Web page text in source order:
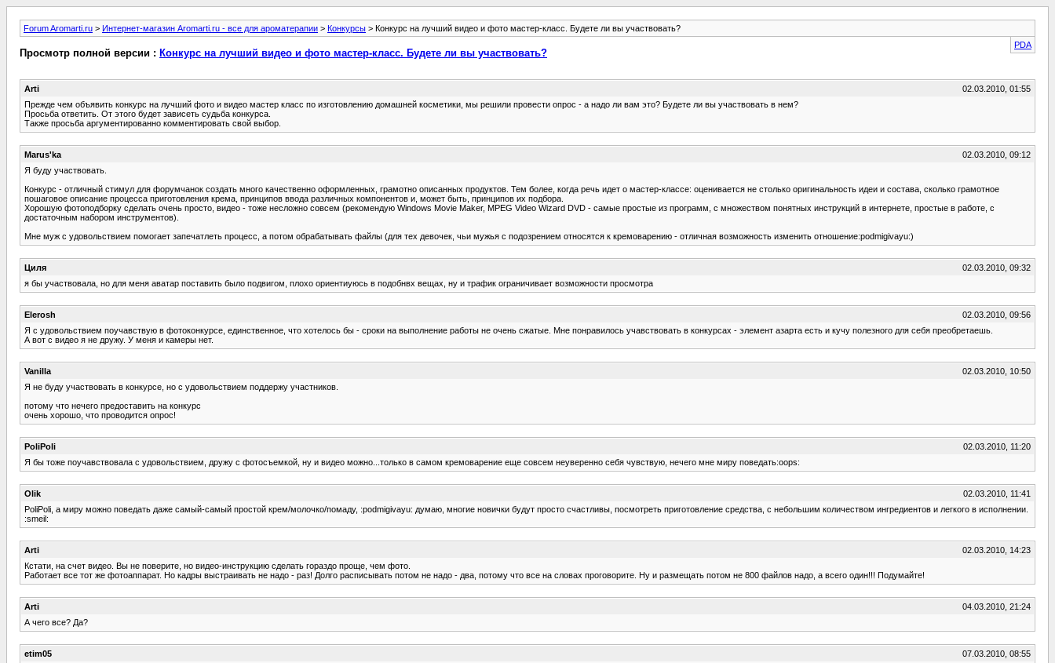
Forum Aromarti.ru > Интернет-магазин Aromarti.ru - все для ароматерапии > Конкурсы > Конкурс на лучший видео и фото мастер-класс. Будете ли вы участвовать?
PDA
Просмотр полной версии : Конкурс на лучший видео и фото мастер-класс. Будете ли вы участвовать?
Arti
02.03.2010, 01:55
Прежде чем объявить конкурс на лучший фото и видео мастер класс по изготовлению домашней косметики, мы решили провести опрос - а надо ли вам это? Будете ли вы участвовать в нем?
Просьба ответить. От этого будет зависеть судьба конкурса.
Также просьба аргументированно комментировать свой выбор.
Marus'ka
02.03.2010, 09:12
Я буду участвовать.
Конкурс - отличный стимул для форумчанок создать много качественно оформленных, грамотно описанных продуктов. Тем более, когда речь идет о мастер-классе: оценивается не столько оригинальность идеи и состава, сколько грамотное
пошаговое описание процесса приготовления крема, принципов ввода различных компонентов и, может быть, принципов их подбора.
Хорошую фотоподборку сделать очень просто, видео - тоже несложно совсем (рекомендую Windows Movie Maker, MPEG Video Wizard DVD - самые простые из программ, с множеством понятных инструкций в интернете, простые в работе, с
достаточным набором инструментов).
Мне муж с удовольствием помогает запечатлеть процесс, а потом обрабатывать файлы (для тех девочек, чьи мужья с подозрением относятся к кремоварению - отличная возможность изменить отношение:podmigivayu:)
Циля
02.03.2010, 09:32
я бы участвовала, но для меня аватар поставить было подвигом, плохо ориентиуюсь в подобнвх вещах, ну и трафик ограничивает возможности просмотра
Elerosh
02.03.2010, 09:56
Я с удовольствием поучавствую в фотоконкурсе, единственное, что хотелось бы - сроки на выполнение работы не очень сжатые. Мне понравилось учавствовать в конкурсах - элемент азарта есть и кучу полезного для себя преобретаешь.
А вот с видео я не дружу. У меня и камеры нет.
Vanilla
02.03.2010, 10:50
Я не буду участвовать в конкурсе, но с удовольствием поддержу участников.
потому что нечего предоставить на конкурс
очень хорошо, что проводится опрос!
PoliPoli
02.03.2010, 11:20
Я бы тоже поучавствовала с удовольствием, дружу с фотосъемкой, ну и видео можно...только в самом кремоварение еще совсем неуверенно себя чувствую, нечего мне миру поведать:oops:
Olik
02.03.2010, 11:41
PoliPoli, а миру можно поведать даже самый-самый простой крем/молочко/помаду, :podmigivayu: думаю, многие новички будут просто счастливы, посмотреть приготовление средства, с небольшим количеством ингредиентов и легкого в исполнении.
:smeil:
Arti
02.03.2010, 14:23
Кстати, на счет видео. Вы не поверите, но видео-инструкцию сделать гораздо проще, чем фото.
Работает все тот же фотоаппарат. Но кадры выстраивать не надо - раз! Долго расписывать потом не надо - два, потому что все на словах проговорите. Ну и размещать потом не 800 файлов надо, а всего один!!! Подумайте!
Arti
04.03.2010, 21:24
А чего все? Да?
etim05
07.03.2010, 08:55